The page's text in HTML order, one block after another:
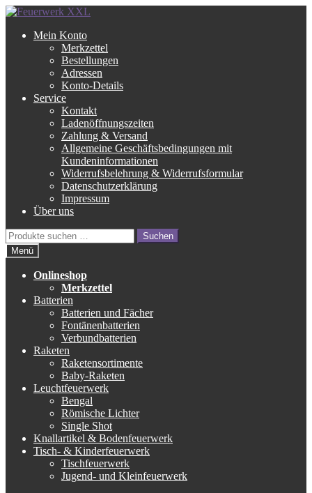
Zur
springen
Zum
springenMein Konto
Merkzettel
Bestellungen
Adressen
Konto-Details
Service
Kontakt
Ladenöffnungszeiten
Zahlung & Versand
Allgemeine Geschäftsbedingungen mit
Kundeninformationen
Widerrufsbelehrung & Widerrufsformular
Datenschutzerklärung
Impressum
Über uns
Suche
nach:
Suchen
Menü
Onlineshop
Merkzettel
Batterien
Batterien und Fächer
Fontänenbatterien
Verbundbatterien
Raketen
Raketensortimente
Baby-Raketen
Leuchtfeuerwerk
Bengal
Römische Lichter
Single Shot
Knallartikel & Bodenfeuerwerk
Tisch- & Kinderfeuerwerk
Tischfeuerwerk
Jugend- und Kleinfeuerwerk